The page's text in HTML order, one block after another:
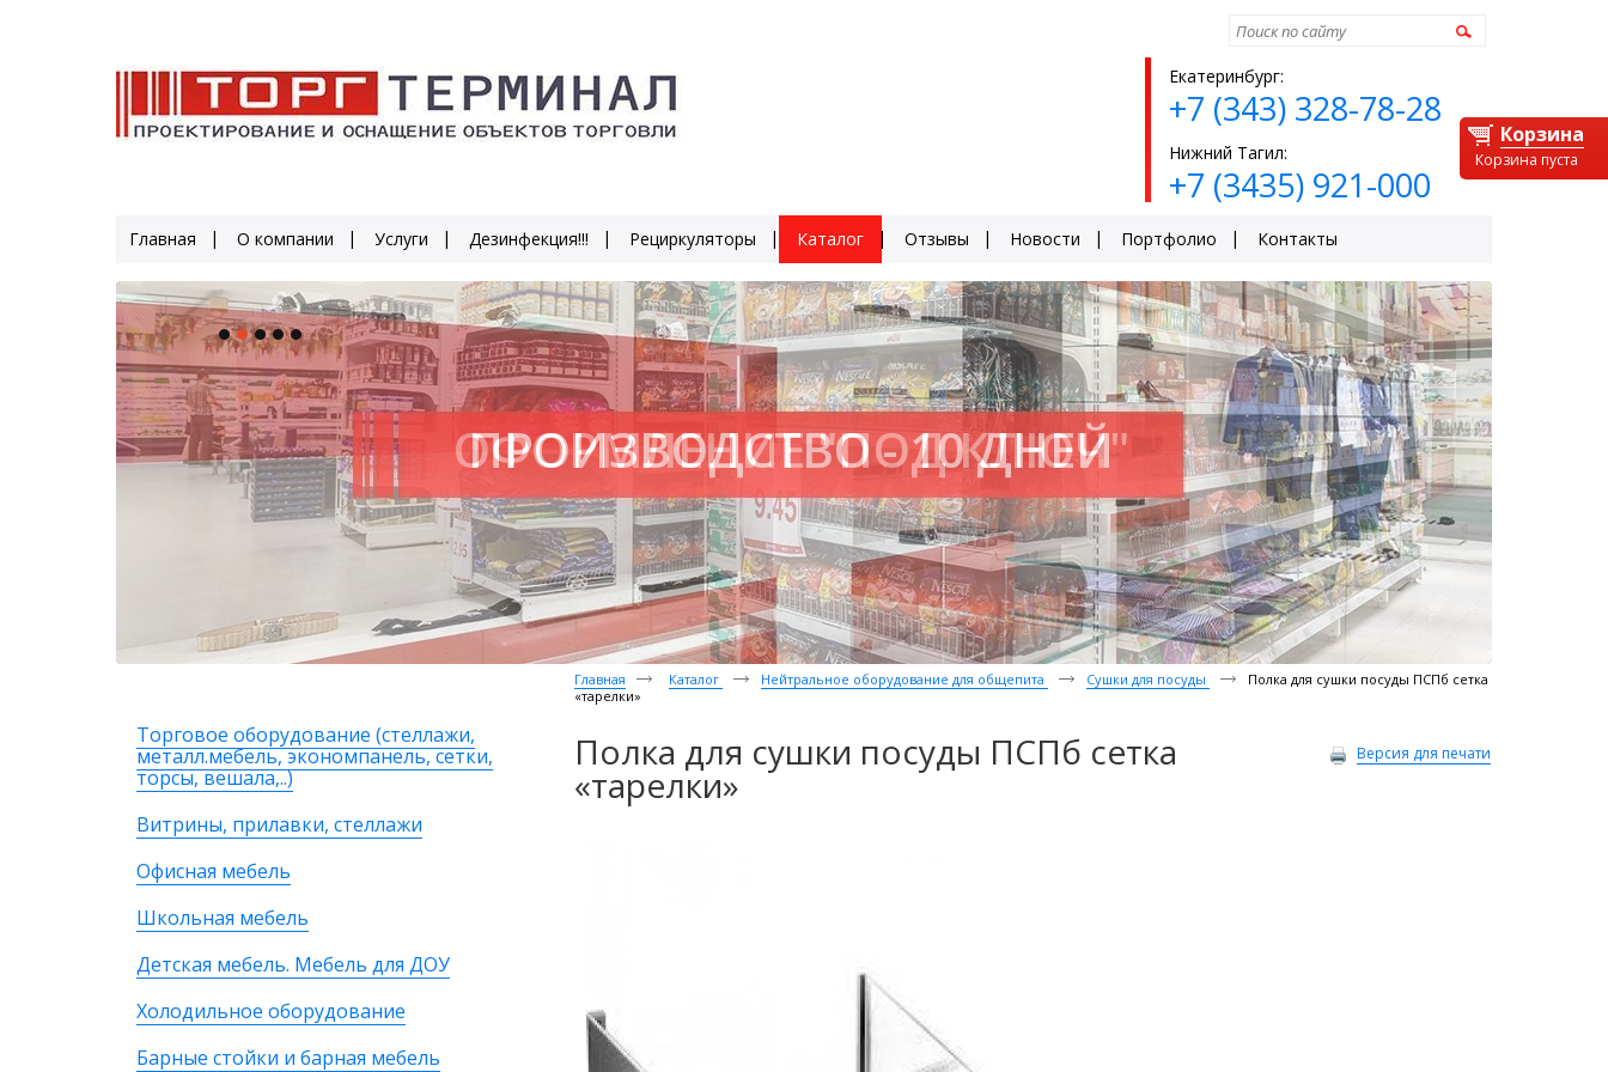
Екатеринбург:
+7 (343) 328-78-28
Нижний Тагил:
+7 (3435) 921-000
Главная О компании Услуги Дезинфекция!!! Рециркуляторы Каталог Отзывы Новости Портфолио Контакты
Корзина
Корзина пуста
ПРОИЗВОДСТВО - 10 ДНЕЙ
Торговое оборудование (стеллажи,
металл.мебель, экономпанель, сетки,
торсы, вешала,..)
Витрины, прилавки, стеллажи
Офисная мебель
Школьная мебель
Детская мебель. Мебель для ДОУ
Холодильное оборудование
Барные стойки и барная мебель
Главная Каталог Нейтральное оборудование для общепита Сушки для посуды
Полка для сушки посуды ПСПб сетка
«тарелки»
Полка для сушки посуды ПСПб сетка
«тарелки»
Версия для печати